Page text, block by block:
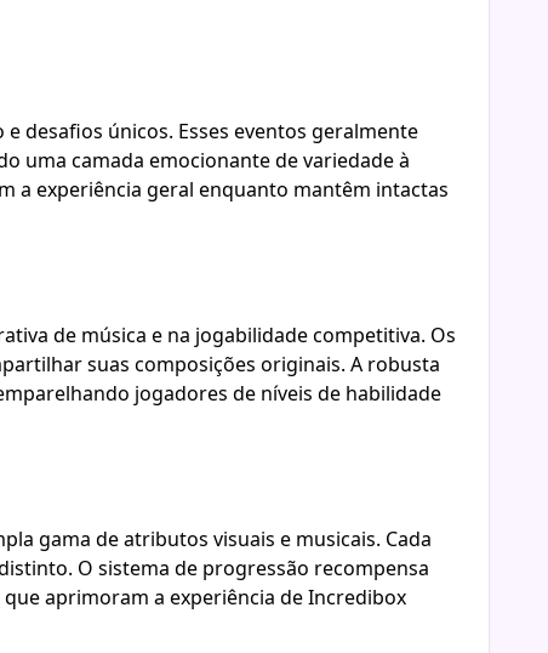
desafios únicos. Esses eventos geralmente
uma camada emocionante de variedade à
a experiência geral enquanto mantêm intactas
de música e na jogabilidade competitiva. Os
suas composições originais. A robusta
jogadores de níveis de habilidade
gama de atributos visuais e musicais. Cada
O sistema de progressão recompensa
aprimoram a experiência de Incredibox